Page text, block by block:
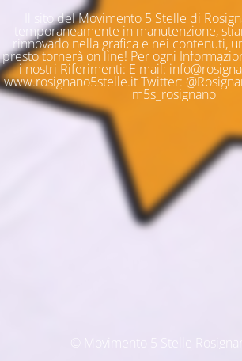
Il sito del Movimento 5 Stelle di
temporaneamente in manutenzione,
rinnovarlo nella grafica e nei contenuti,
presto tornerà on line! Per ogni
i nostri Riferimenti: E mail:
www.rosignano5stelle.it Twitter:
m5s_rosignano
© Movimento 5 Stelle